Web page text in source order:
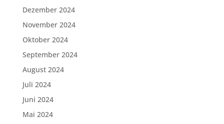
Dezember 2024
November 2024
Oktober 2024
September 2024
August 2024
Juli 2024
Juni 2024
Mai 2024